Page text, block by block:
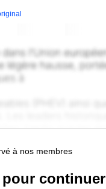
à nos membres
continuer